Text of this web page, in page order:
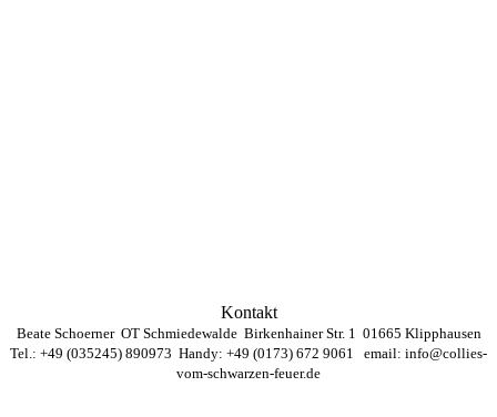
Kontakt
Beate Schoerner OT Schmiedewalde Birkenhainer Str. 1 01665 Klipphausen
Tel.: +49 (035245) 890973 Handy: +49 (0173) 672 9061 email: info@collies-
vom-schwarzen-feuer.de